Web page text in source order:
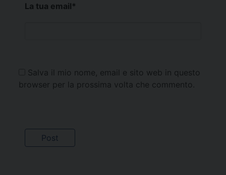
La tua email*
Salva il mio nome, email e sito web in questo
browser per la prossima volta che commento.